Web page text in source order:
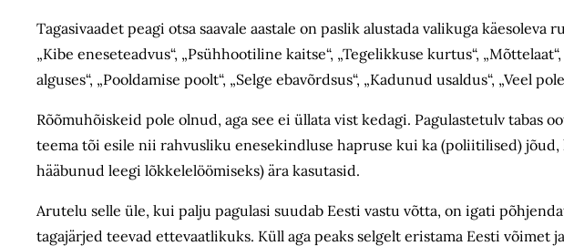
Tagasivaadet peagi otsa saavale aastale on paslik alustada valikuga käesoleva
„Kibe eneseteadvus“, „Psühhootiline kaitse“, „Tegelikkuse kurtus“,
alguses“, „Pooldamise poolt“, „Selge ebavõrdsus“, „Kadunud usaldus“, „Veel
Rõõmuhõiskeid pole olnud, aga see ei üllata vist kedagi. Pagulastetulv tabas
teema tõi esile nii rahvusliku enesekindluse hapruse kui ka (poliitilised)
hääbunud leegi lõkkelelöömiseks) ära kasutasid.
Arutelu selle üle, kui palju pagulasi suudab Eesti vastu võtta, on igati
tagajärjed teevad ettevaatlikuks. Küll aga peaks selgelt eristama Eesti